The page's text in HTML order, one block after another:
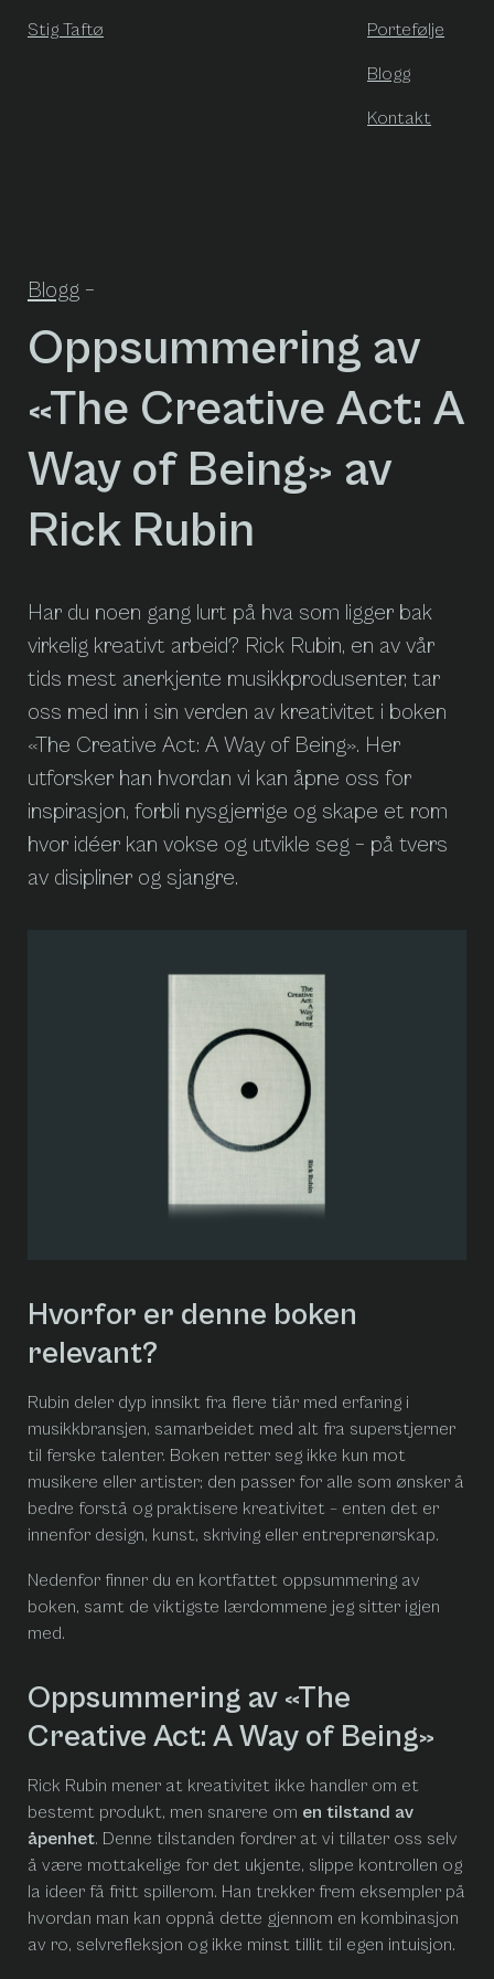
Stig Taftø Portefølje
Blogg
Kontakt
Blogg–
Oppsummering av
«The Creative Act: A
Way of Being» av
Rick Rubin
Har du noen gang lurt på hva som ligger bak
virkelig kreativt arbeid? Rick Rubin, en av vår
tids mest anerkjente musikkprodusenter, tar
oss med inn i sin verden av kreativitet i boken
«The Creative Act: A Way of Being». Her
utforsker han hvordan vi kan åpne oss for
inspirasjon, forbli nysgjerrige og skape et rom
hvor idéer kan vokse og utvikle seg – på tvers
av disipliner og sjangre.
Hvorfor er denne boken
relevant?
Rubin deler dyp innsikt fra flere tiår med erfaring i
musikkbransjen, samarbeidet med alt fra superstjerner
til ferske talenter. Boken retter seg ikke kun mot
musikere eller artister; den passer for alle som ønsker å
bedre forstå og praktisere kreativitet – enten det er
innenfor design, kunst, skriving eller entreprenørskap.
Nedenfor finner du en kortfattet oppsummering av
boken, samt de viktigste lærdommene jeg sitter igjen
med.
Oppsummering av «The
Creative Act: A Way of Being»
Rick Rubin mener at kreativitet ikke handler om et
bestemt produkt, men snarere om en tilstand av
åpenhet. Denne tilstanden fordrer at vi tillater oss selv
å være mottakelige for det ukjente, slippe kontrollen og
la ideer få fritt spillerom. Han trekker frem eksempler på
hvordan man kan oppnå dette gjennom en kombinasjon
av ro, selvrefleksjon og ikke minst tillit til egen intuisjon.